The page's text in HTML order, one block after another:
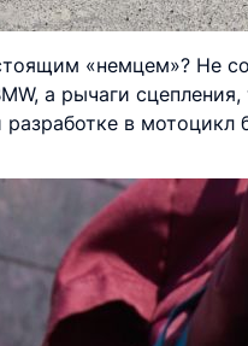
«немцем»? Не
а рычаги
в